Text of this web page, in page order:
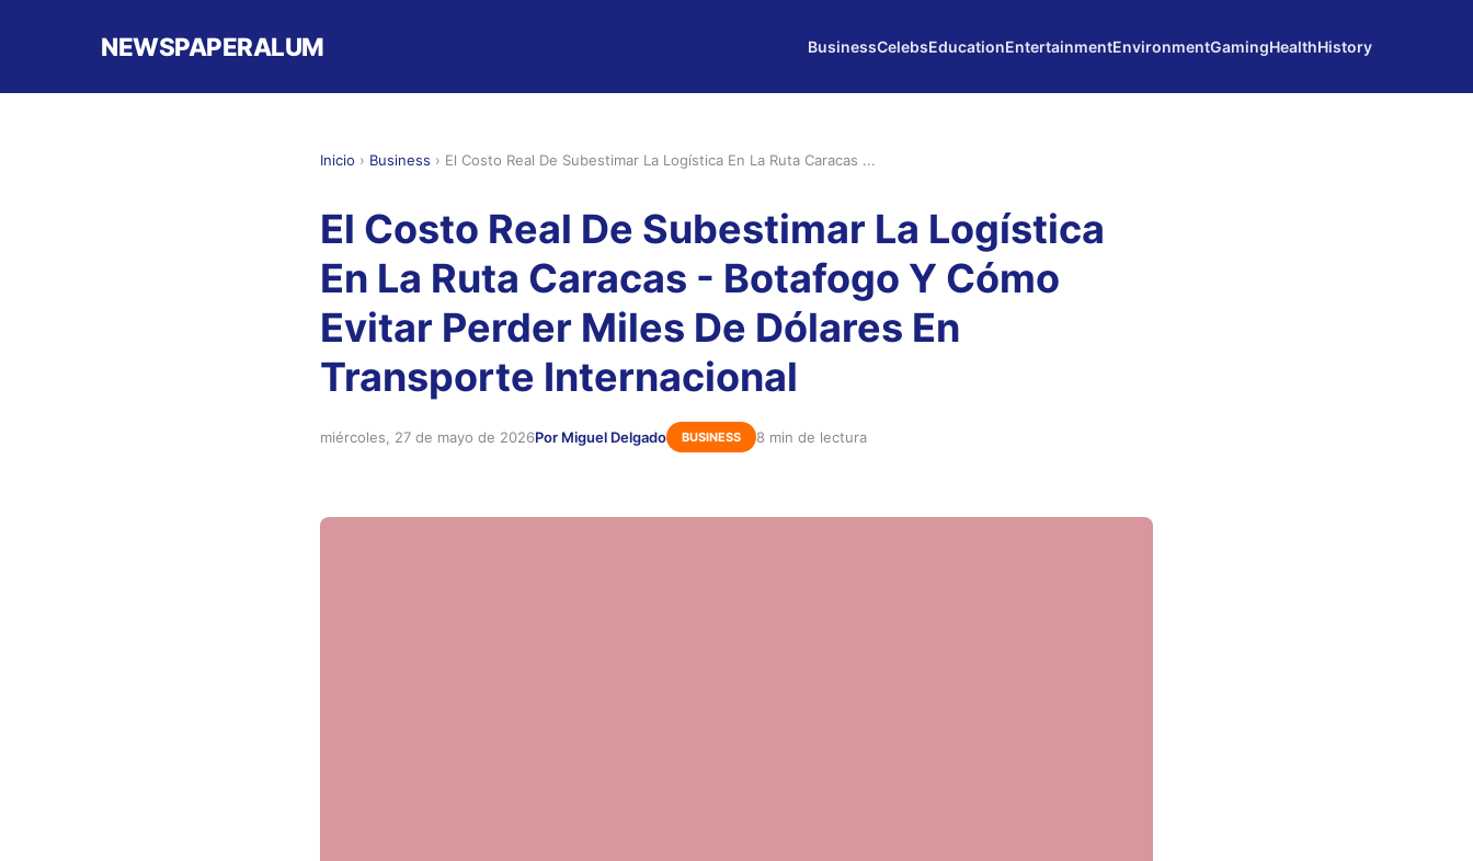
NEWSPAPERALUM BusinessCelebsEducationEntertainmentEnvironmentGamingHealthHistory
Inicio › Business › El Costo Real De Subestimar La Logística En La Ruta Caracas ...
El Costo Real De Subestimar La Logística
En La Ruta Caracas - Botafogo Y Cómo
Evitar Perder Miles De Dólares En
Transporte Internacional
miércoles, 27 de mayo de 2026Por Miguel Delgado BUSINESS 8 min de lectura